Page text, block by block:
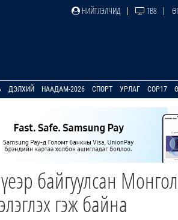
НИЙТЛЭЛЧИД ТВ8
ДЭЛХИЙ НААДАМ-2026 СПОРТ УРЛАГ COP17
байгуулсан
гэж байна